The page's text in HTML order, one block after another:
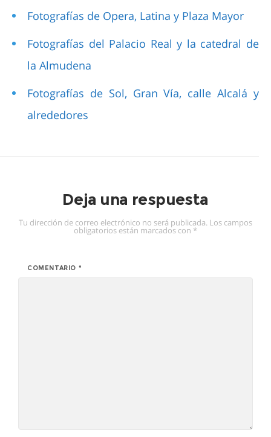
Fotografías de Opera, Latina y Plaza Mayor
Fotografías del Palacio Real y la catedral de
la Almudena
Fotografías de Sol, Gran Vía, calle Alcalá y
alrededores
Deja una respuesta
Tu dirección de correo electrónico no será publicada. Los campos
obligatorios están marcados con *
COMENTARIO *